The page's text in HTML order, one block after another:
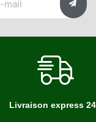
Livraison express